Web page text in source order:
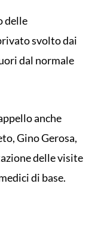
delle
svolto dai
dal normale
anche
Gino Gerosa,
delle visite
di base.